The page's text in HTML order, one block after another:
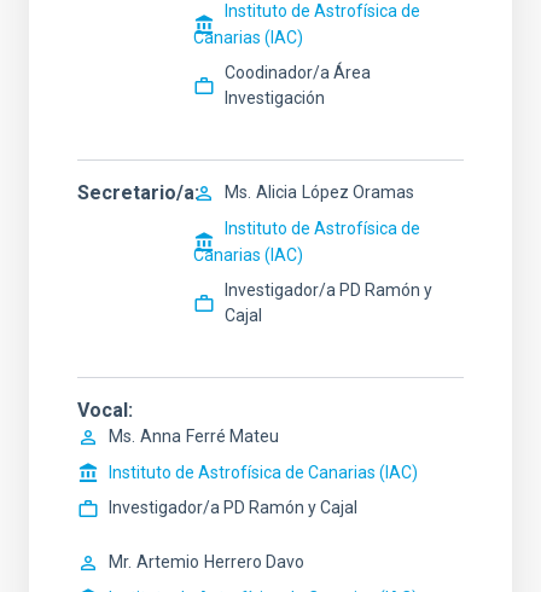
Instituto de Astrofísica de
Canarias (IAC)
Coodinador/a Área
Investigación
Secretario/a Ms. Alicia
López Oramas
Instituto de Astrofísica de
Canarias (IAC)
Investigador/a PD Ramón y
Cajal
Vocal
Ms. Anna Ferré Mateu
Instituto de Astrofísica de Canarias (IAC)
Investigador/a PD Ramón y Cajal
Mr. Artemio Herrero Davo